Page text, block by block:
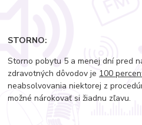
STORNO:
Storno pobytu 5 a menej dní pred
zdravotných dôvodov je 100
neabsolvovania niektorej z
možné nárokovať si žiadnu zľavu.